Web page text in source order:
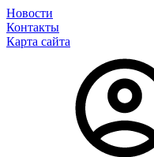
Новости
Контакты
Карта сайта